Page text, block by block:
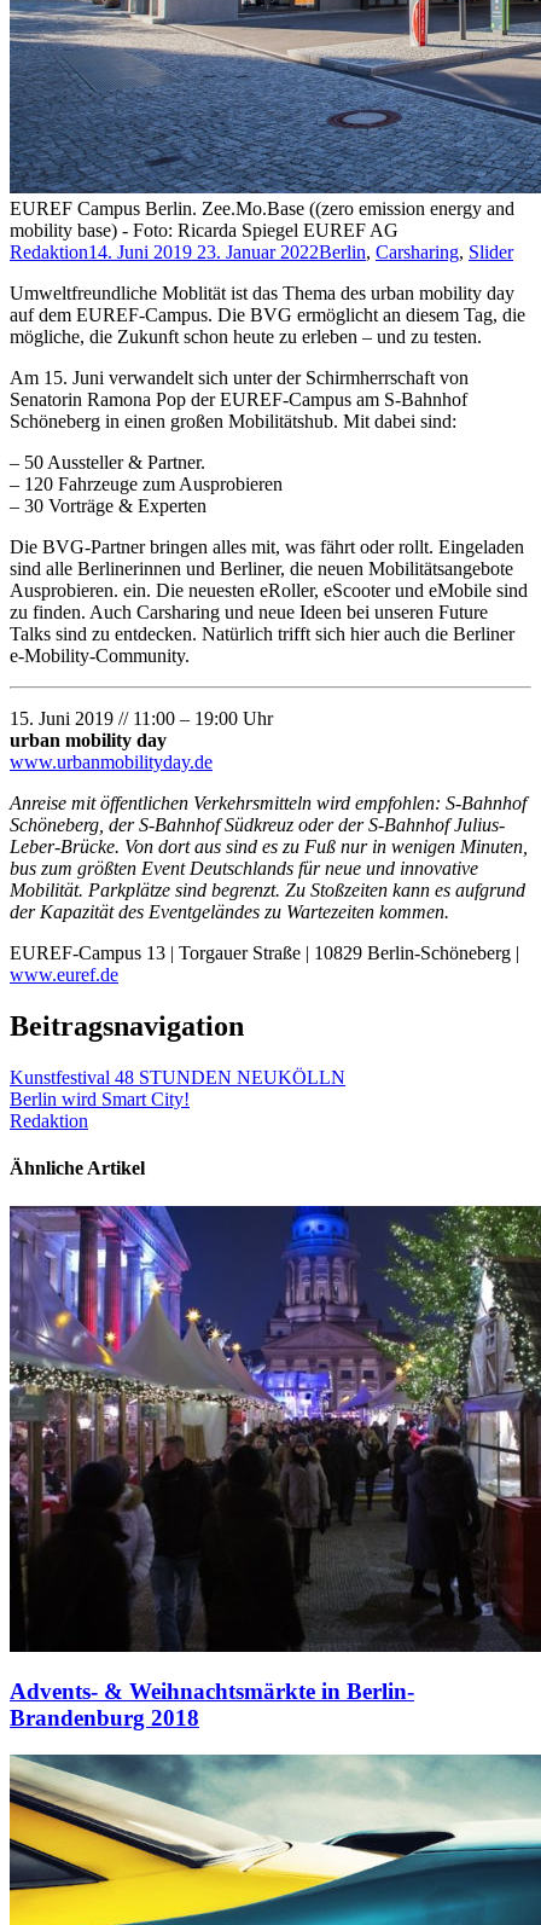
EUREF Campus Berlin. Zee.Mo.Base ((zero emission energy and
mobility base) - Foto: Ricarda Spiegel EUREF AG
Redaktion14. Juni 2019 23. Januar 2022Berlin, Carsharing, Slider
Umweltfreundliche Moblität ist das Thema des urban mobility day
auf dem EUREF-Campus. Die BVG ermöglicht an diesem Tag, die
mögliche, die Zukunft schon heute zu erleben – und zu testen.
Am 15. Juni verwandelt sich unter der Schirmherrschaft von
Senatorin Ramona Pop der EUREF-Campus am S-Bahnhof
Schöneberg in einen großen Mobilitätshub. Mit dabei sind:
– 50 Aussteller & Partner.
– 120 Fahrzeuge zum Ausprobieren
– 30 Vorträge & Experten
Die BVG-Partner bringen alles mit, was fährt oder rollt. Eingeladen
sind alle Berlinerinnen und Berliner, die neuen Mobilitätsangebote
Ausprobieren. ein. Die neuesten eRoller, eScooter und eMobile sind
zu finden. Auch Carsharing und neue Ideen bei unseren Future
Talks sind zu entdecken. Natürlich trifft sich hier auch die Berliner
e-Mobility-Community.
15. Juni 2019 // 11:00 – 19:00 Uhr
urban mobility day
www.urbanmobilityday.de
Anreise mit öffentlichen Verkehrsmitteln wird empfohlen: S-Bahnhof
Schöneberg, der S-Bahnhof Südkreuz oder der S-Bahnhof Julius-
Leber-Brücke. Von dort aus sind es zu Fuß nur in wenigen Minuten,
bus zum größten Event Deutschlands für neue und innovative
Mobilität. Parkplätze sind begrenzt. Zu Stoßzeiten kann es aufgrund
der Kapazität des Eventgeländes zu Wartezeiten kommen.
EUREF-Campus 13 | Torgauer Straße | 10829 Berlin-Schöneberg |
www.euref.de
Beitragsnavigation
Kunstfestival 48 STUNDEN NEUKÖLLN
Berlin wird Smart City!
Redaktion
Ähnliche Artikel
Advents- & Weihnachtsmärkte in Berlin-
Brandenburg 2018